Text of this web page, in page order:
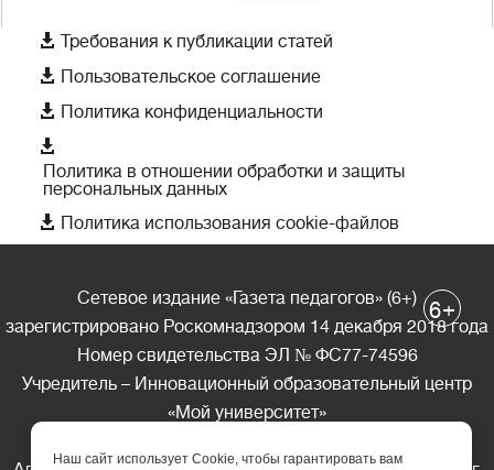
 Требования к публикации статей
 Пользовательское соглашение
 Политика конфиденциальности

Политика в отношении обработки и защиты
персональных данных
 Политика использования cookie-файлов
Сетевое издание «Газета педагогов» (6+)
зарегистрировано Роскомнадзором 14 декабря 2018 года
Номер свидетельства ЭЛ № ФС77-74596
Учредитель – Инновационный образовательный центр
«Мой университет»
6+
Наш сайт использует Cookie, чтобы гарантировать вам